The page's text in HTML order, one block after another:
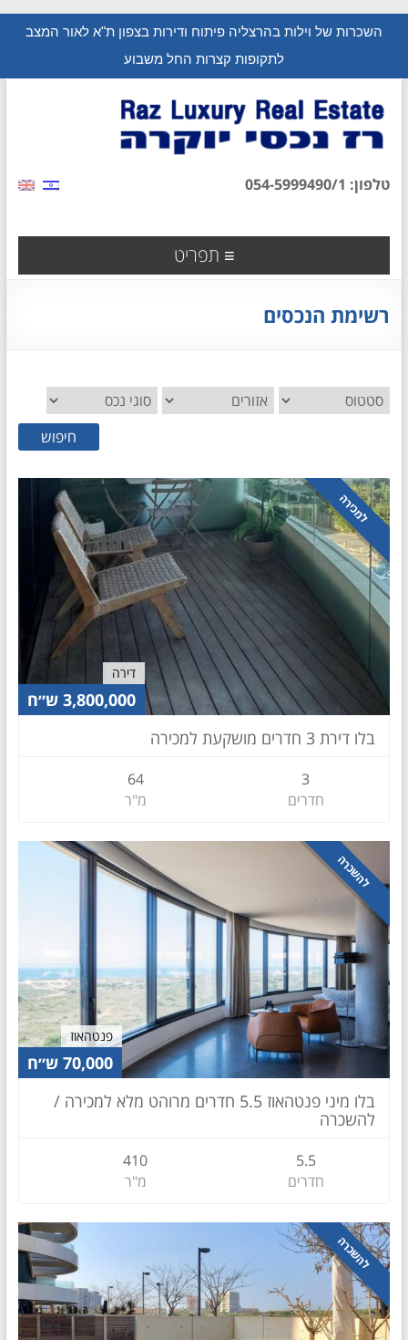
השכרות של וילות בהרצליה פיתוח ודירות בצפון ת"א לאור המצב
לתקופות קצרות החל משבוע
טלפון: 054-5999490/1
תפריט
רשימת הנכסים
חיפוש
למכירה
דירה
3,800,000 ש״ח
בלו דירת 3 חדרים מושקעת למכירה
3
חדרים
64
מ"ר
להשכרה
פנטהאוז
70,000 ש״ח
בלו מיני פנטהאוז 5.5 חדרים מרוהט מלא למכירה /
להשכרה
5.5
חדרים
410
מ"ר
להשכרה